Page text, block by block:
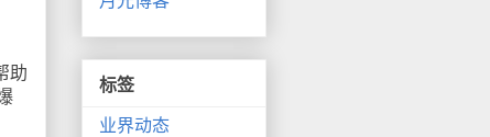
助
标签
业界动态